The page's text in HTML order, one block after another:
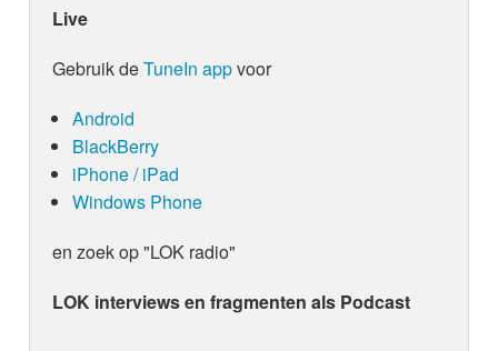
Live
Gebruik deTuneIn appvoor
Android
BlackBerry
iPhone / iPad
Windows Phone
en zoek op "LOK radio"
LOK interviews en fragmenten als Podcast